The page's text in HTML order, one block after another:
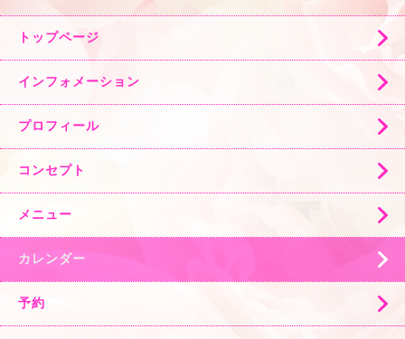
トップページ
インフォメーション
プロフィール
コンセプト
メニュー
カレンダー
予約